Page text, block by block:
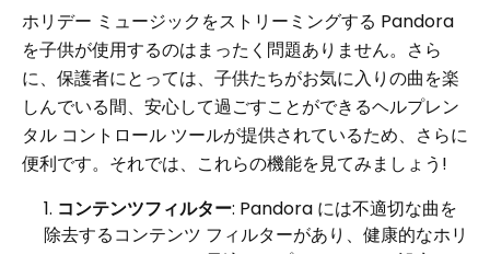
ホリデー ミュージックをストリーミングする Pandora
を子供が使用するのはまったく問題ありません。さら
に、保護者にとっては、子供たちがお気に入りの曲を楽
しんでいる間、安心して過ごすことができるヘルプレン
タル コントロール ツールが提供されているため、さらに
便利です。それでは、これらの機能を見てみましょう!
コンテンツフィルター: Pandora には不適切な曲を
除去するコンテンツ フィルターがあり、健康的なホリ